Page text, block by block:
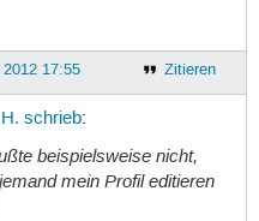
Zitieren
17:55
schrieb:
beispielsweise nicht,
mein Profil editieren